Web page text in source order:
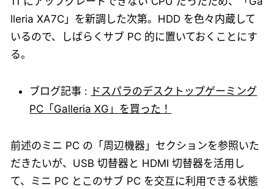
lleria XA7C」を新調した次第。HDD を色々内蔵して
いるので、しばらくサブ PC 的に置いておくことにす
る。
ブログ記事 : ドスパラのデスクトップゲーミング
PC「Galleria XG」を買った！
前述のミニ PC の「周辺機器」セクションを参照いた
だきたいが、USB 切替器と HDMI 切替器を活用し
て、ミニ PC とこのサブ PC を交互に利用できる状態